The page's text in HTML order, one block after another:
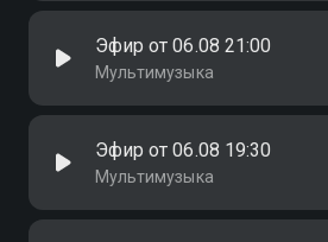
Эфир от 06.08 21:00
Мультимузыка
Эфир от 06.08 19:30
Мультимузыка